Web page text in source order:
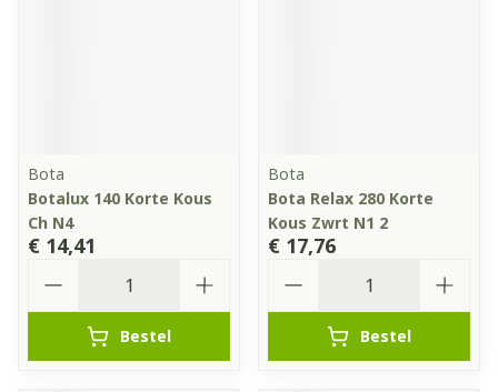
Bota
Botalux 140 Korte Kous
Ch N4
€ 14,41
Bestel
Bota
Bota Relax 280 Korte
Kous Zwrt N1 2
€ 17,76
Bestel